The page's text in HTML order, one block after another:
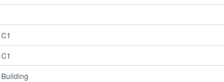
C1
C1
Building